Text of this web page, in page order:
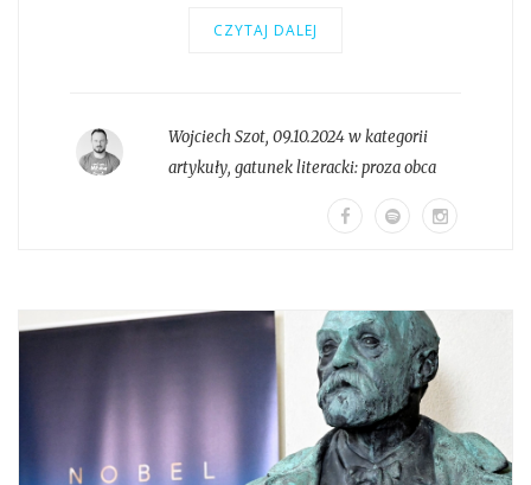
CZYTAJ DALEJ
Wojciech Szot, 09.10.2024 w kategorii
artykuły, gatunek literacki:proza obca